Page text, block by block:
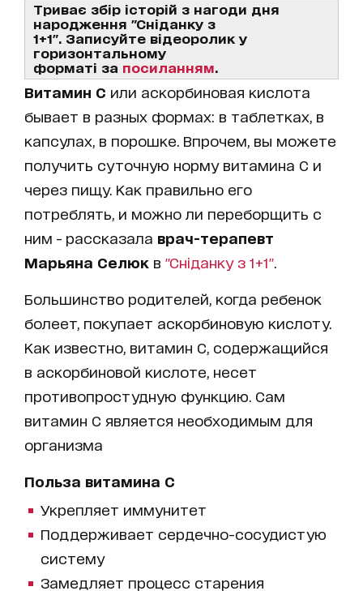
Триває збір історій з нагоди дня
народження "Сніданку з
1+1". Записуйте відеоролик у
горизонтальному
форматі за посиланням.
Витамин С или аскорбиновая кислота
бывает в разных формах: в таблетках, в
капсулах, в порошке. Впрочем, вы можете
получить суточную норму витамина С и
через пищу. Как правильно его
потреблять, и можно ли переборщить с
ним - рассказала врач-терапевт
Марьяна Селюк в "Сніданку з 1+1"
Большинство родителей, когда ребенок
болеет, покупает аскорбиновую кислоту.
Как известно, витамин С, содержащийся
в аскорбиновой кислоте, несет
противопростудную функцию. Сам
витамин С является необходимым для
организма
Польза витамина С
Укрепляет иммунитет
Поддерживает сердечно-сосудистую
систему
Замедляет процесс старения